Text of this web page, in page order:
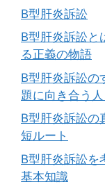
B型肝炎訴訟
B型肝炎訴訟と
る正義の物語
B型肝炎訴訟の
題に向き合う人
B型肝炎訴訟
短ルート
B型肝炎訴訟を
基本知識